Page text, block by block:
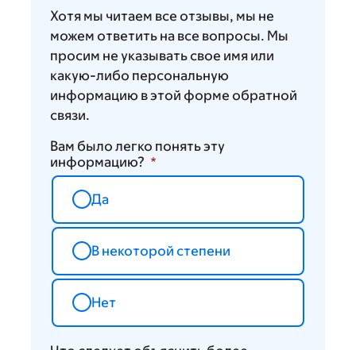
Хотя мы читаем все отзывы, мы не
можем ответить на все вопросы. Мы
просим не указывать свое имя или
какую-либо персональную
информацию в этой форме обратной
связи.
Вам было легко понять эту
информацию?
Да
В некоторой степени
Нет